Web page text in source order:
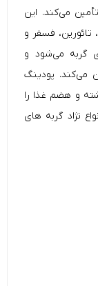
می‌کند. این
محصول با داشتن مقادیر مناسبی از ویتامین A، تائورین، فسفر و
گربه می‌شود و
می‌کند. پودینگ
و هضم غذا را
نژاد گربه های